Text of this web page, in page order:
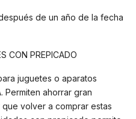
de un año de la fecha
CON PREPICADO
juguetes o aparatos
Permiten ahorrar gran
volver a comprar estas